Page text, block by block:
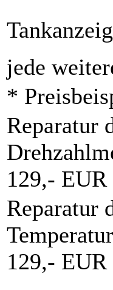
jede
*
Reparatur
129,-
Reparatur
129,-